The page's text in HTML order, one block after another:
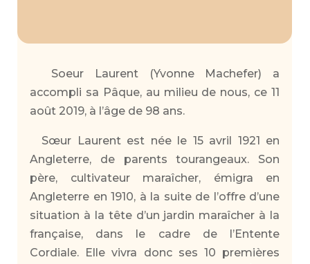
Soeur Laurent (Yvonne Machefer) a
accompli sa Pâque, au milieu de nous, ce 11
août 2019, à l’âge de 98 ans.
Sœur Laurent est née le 15 avril 1921 en
Angleterre, de parents tourangeaux. Son
père, cultivateur maraîcher, émigra en
Angleterre en 1910, à la suite de l’offre d’une
situation à la tête d’un jardin maraîcher à la
française, dans le cadre de l’Entente
Cordiale. Elle vivra donc ses 10 premières